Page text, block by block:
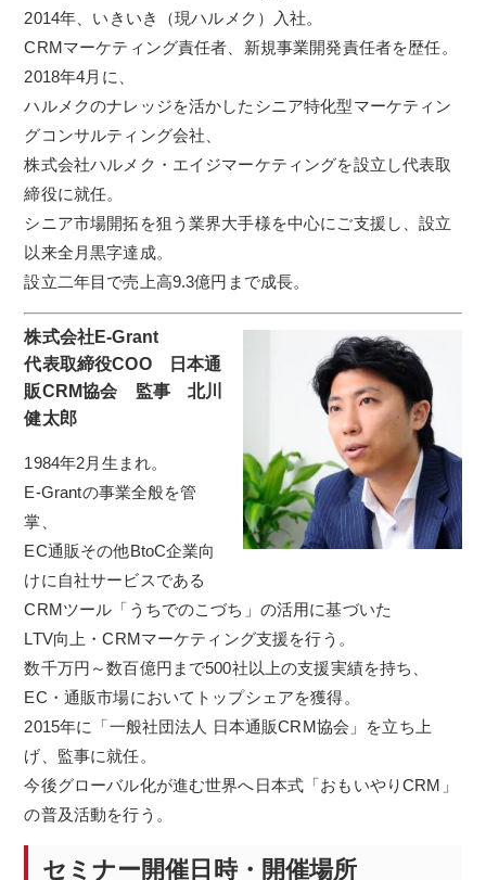
2014年、いきいき（現ハルメク）入社。
CRMマーケティング責任者、新規事業開発責任者を歴任。
2018年4月に、
ハルメクのナレッジを活かしたシニア特化型マーケティン
グコンサルティング会社、
株式会社ハルメク・エイジマーケティングを設立し代表取
締役に就任。
シニア市場開拓を狙う業界大手様を中心にご支援し、設立
以来全月黒字達成。
設立二年目で売上高9.3億円まで成長。
株式会社E-Grant
代表取締役COO 日本通
販CRM協会 監事北川
健太郎
1984年2月生まれ。
E-Grantの事業全般を管
掌、
EC通販その他BtoC企業向
けに自社サービスである
CRMツール「うちでのこづち」の活用に基づいた
LTV向上・CRMマーケティング支援を行う。
数千万円～数百億円まで500社以上の支援実績を持ち、
EC・通販市場においてトップシェアを獲得。
2015年に「一般社団法人 日本通販CRM協会」を立ち上
げ、監事に就任。
今後グローバル化が進む世界へ日本式「おもいやりCRM」
の普及活動を行う。
セミナー開催日時・開催場所